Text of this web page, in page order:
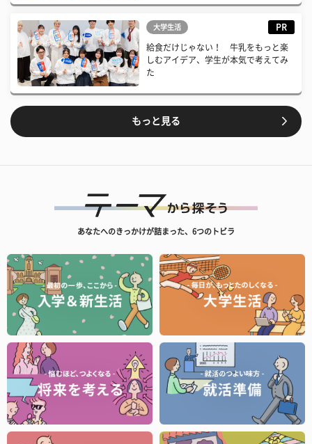
大学生活 PR
給食だけじゃない！ 牛乳をもっと楽
しむアイデア、学生が本気で考えてみ
た
もっと見る
あなたへのきっかけが詰まった、6つのトビラ